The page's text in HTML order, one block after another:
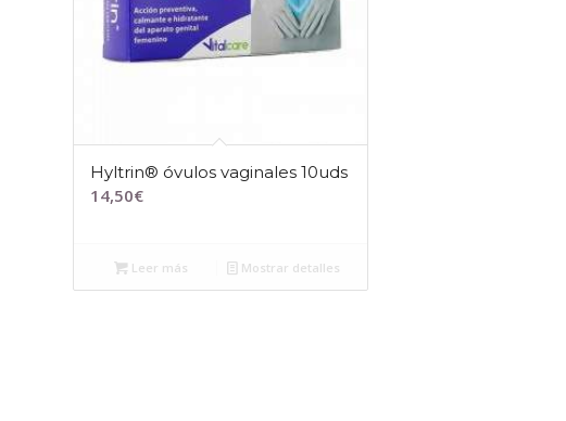
Hyltrin® óvulos vaginales 10uds
14,50€
Leer más Mostrar detalles